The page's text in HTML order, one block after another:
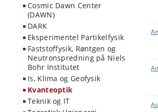
Cosmic Dawn Center
(DAWN)
DARK
Eksperimentel Partikelfysik
Faststoffysik, Røntgen og
Neutronspredning på Niels
Bohr Institutet
Is, Klima og Geofysik
Kvanteoptik
Teknik og IT